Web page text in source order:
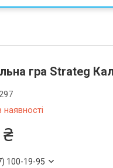
гра Strateg
100-19-95